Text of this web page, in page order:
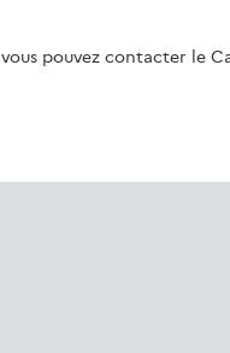
pouvez contacter le